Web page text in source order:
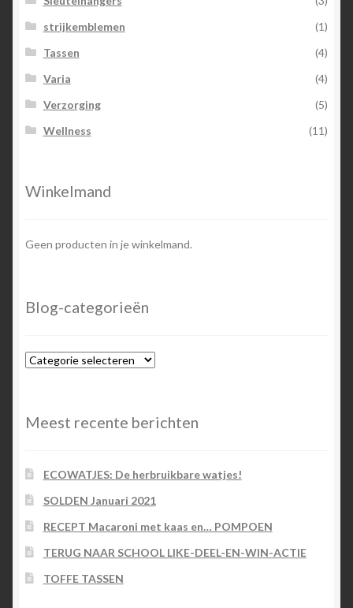
strijkemblemen
(1)
Tassen
(4)
Varia
(4)
Verzorging
(5)
Wellness
(11)
Winkelmand
Geen producten in je winkelmand.
Blog-categorieën
Blog-
Meest recente berichten
ECOWATJES: De herbruikbare watjes!
SOLDEN Januari 2021
RECEPT Macaroni met kaas en… POMPOEN
TERUG NAAR SCHOOL LIKE-DEEL-EN-WIN-ACTIE
TOFFE TASSEN